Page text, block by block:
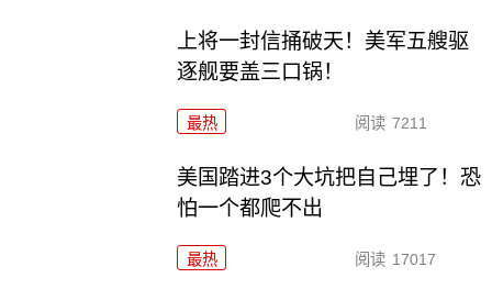
上将一封信捅破天！美军五艘驱
逐舰要盖三口锅！
最热 阅读 7211
美国踏进3个大坑把自己埋了！恐
怕一个都爬不出
最热 阅读 17017